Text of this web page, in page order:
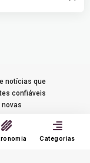
notícias que
confiáveis
Categorias